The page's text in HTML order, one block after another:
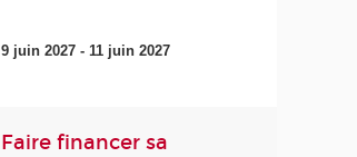
9 juin 2027 - 11 juin 2027
Faire financer sa